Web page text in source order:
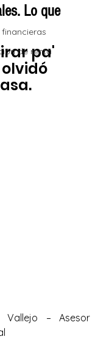
de renta
Lo que
pa'
Vallejo – Asesor